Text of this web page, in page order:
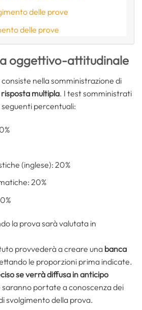
delle prove
delle prove
oggettivo-attitudinale
nella somministrazione di
multipla. I test somministrati
percentuali:
(inglese): 20%
20%
la prova sarà valutata in
provvederà a creare una banca
le proporzioni prima indicate.
se verrà diffusa in anticipo
portate a conoscenza dei
svolgimento della prova.